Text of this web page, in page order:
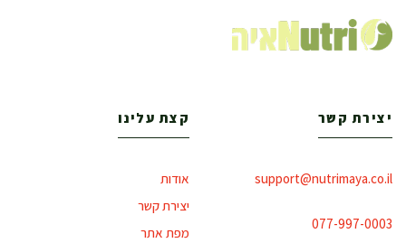
יצירת קשר
support@nutrimaya.co.il
077-997-0003
קצת עלינו
אודות
יצירת קשר
מפת אתר